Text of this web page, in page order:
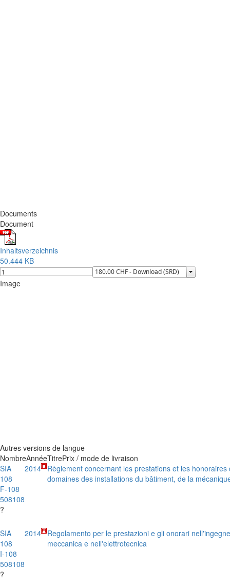
Documents
Document
Inhaltsverzeichnis
50.444 KB
Image
Autres versions de langue
NombreAnnéeTitrePrix / mode de livraison
SIA
108
F-108
508108
?
2014
Règlement concernant les prestations et les
domaines des installations du bâtiment, de la
SIA
108
I-108
508108
?
2014
Regolamento per le prestazioni e gli onorari
meccanica e nell'elettrotecnica